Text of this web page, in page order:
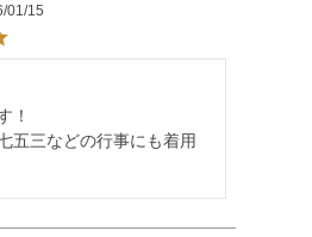
01/15
！
五三などの行事にも着用